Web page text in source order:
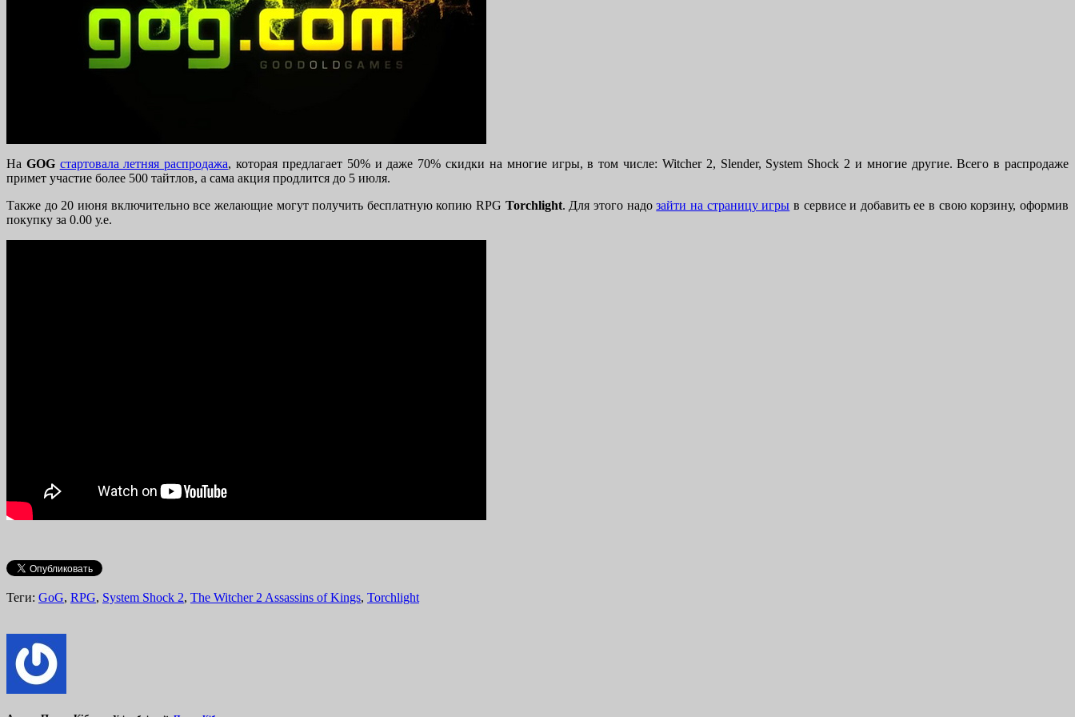
На GOG стартовала летняя распродажа, которая предлагает 50% и даже 70% скидки на многие игры, в том числе: Witcher 2, Slender, System Shock 2 и многие другие. Всего в распродаже
примет участие более 500 тайтлов, а сама акция продлится до 5 июля.
Также до 20 июня включительно все желающие могут получить бесплатную копию RPG Torchlight. Для этого надозайти на страницу игры в сервисе и добавить ее в свою корзину, оформив
покупку за 0.00 у.е.
Теги: GoG, RPG, System Shock 2, The Witcher 2 Assassins of Kings, Torchlight